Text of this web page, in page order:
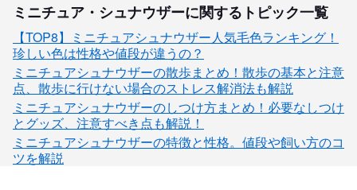
ミニチュア・シュナウザーに関するトピック一覧
【TOP8】ミニチュアシュナウザー人気毛色ランキング！
珍しい色は性格や値段が違うの？
ミニチュアシュナウザーの散歩まとめ！散歩の基本と注意
点、散歩に行けない場合のストレス解消法も解説
ミニチュアシュナウザーのしつけ方まとめ！必要なしつけ
とグッズ、注意すべき点も解説！
ミニチュアシュナウザーの特徴と性格。値段や飼い方のコ
ツを解説